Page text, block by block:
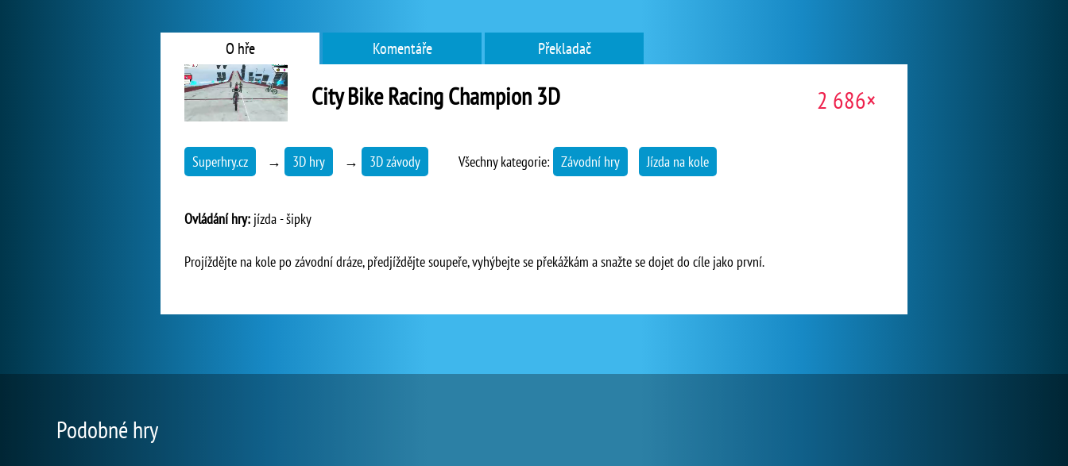
O hře Komentáře Překladač
City Bike Racing Champion 3D 2 686×
Superhry.cz → 3D hry → 3D závody Všechny kategorie: Závodní hry Jízda na kole
Ovládání hry: jízda - šipky
Projíždějte na kole po závodní dráze, předjíždějte soupeře, vyhýbejte se překážkám a snažte se dojet do cíle jako první.
Podobné hry